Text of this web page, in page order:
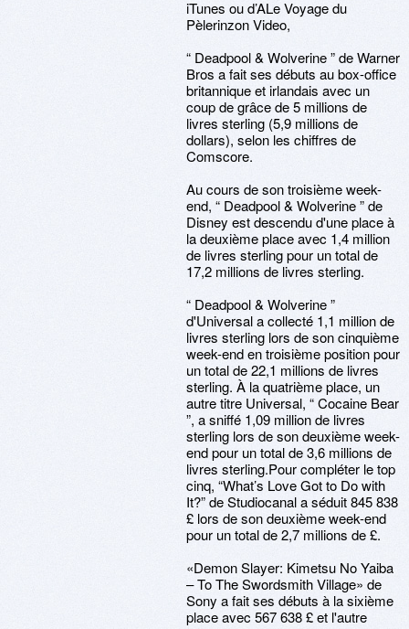
iTunes ou d’ALe Voyage du
Pèlerinzon Video,
“ Deadpool & Wolverine ” de Warner
Bros a fait ses débuts au box-office
britannique et irlandais avec un
coup de grâce de 5 millions de
livres sterling (5,9 millions de
dollars), selon les chiffres de
Comscore.
Au cours de son troisième week-
end, “ Deadpool & Wolverine ” de
Disney est descendu d'une place à
la deuxième place avec 1,4 million
de livres sterling pour un total de
17,2 millions de livres sterling.
“ Deadpool & Wolverine ”
d'Universal a collecté 1,1 million de
livres sterling lors de son cinquième
week-end en troisième position pour
un total de 22,1 millions de livres
sterling. À la quatrième place, un
autre titre Universal, “ Cocaine Bear
”, a sniffé 1,09 million de livres
sterling lors de son deuxième week-
end pour un total de 3,6 millions de
livres sterling.Pour compléter le top
cinq, “What’s Love Got to Do with
It?” de Studiocanal a séduit 845 838
£ lors de son deuxième week-end
pour un total de 2,7 millions de £.
«Demon Slayer: Kimetsu No Yaiba
– To The Swordsmith Village» de
Sony a fait ses débuts à la sixième
place avec 567 638 £ et l'autre